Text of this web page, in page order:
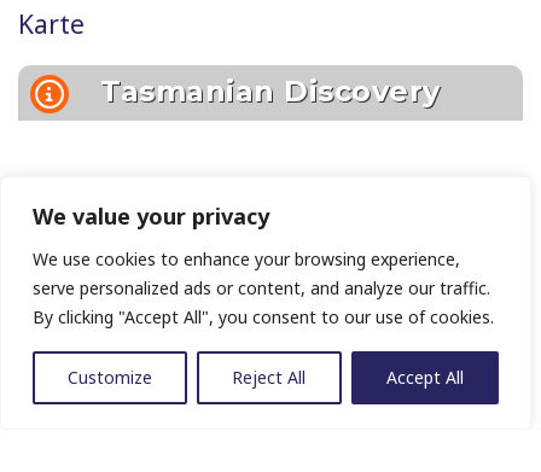
We value your privacy
We use cookies to enhance your browsing experience,
serve personalized ads or content, and analyze our traffic.
By clicking "Accept All", you consent to our use of cookies.
Customize Reject All Accept All
Karte